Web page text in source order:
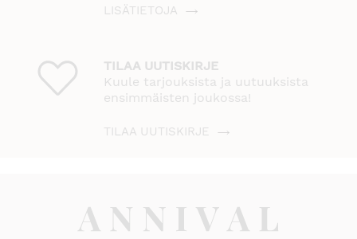
LISÄTIETOJA
TILAA UUTISKIRJE
Kuule tarjouksista ja uutuuksista
ensimmäisten joukossa!
TILAA UUTISKIRJE